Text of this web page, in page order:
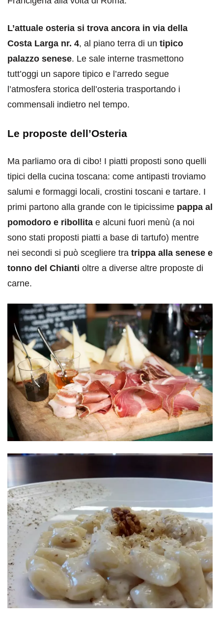
L’attuale osteria si trova ancora in via della
Costa Larga nr. 4, al piano terra di un tipico
palazzo senese. Le sale interne trasmettono
tutt’oggi un sapore tipico e l’arredo segue
l’atmosfera storica dell’osteria trasportando i
commensali indietro nel tempo.
Le proposte dell’Osteria
Ma parliamo ora di cibo! I piatti proposti sono quelli
tipici della cucina toscana: come antipasti troviamo
salumi e formaggi locali, crostini toscani e tartare. I
primi partono alla grande con le tipicissime pappa al
pomodoro e ribollita e alcuni fuori menù (a noi
sono stati proposti piatti a base di tartufo) mentre
nei secondi si può scegliere tra trippa alla senese e
tonno del Chianti oltre a diverse altre proposte di
carne.